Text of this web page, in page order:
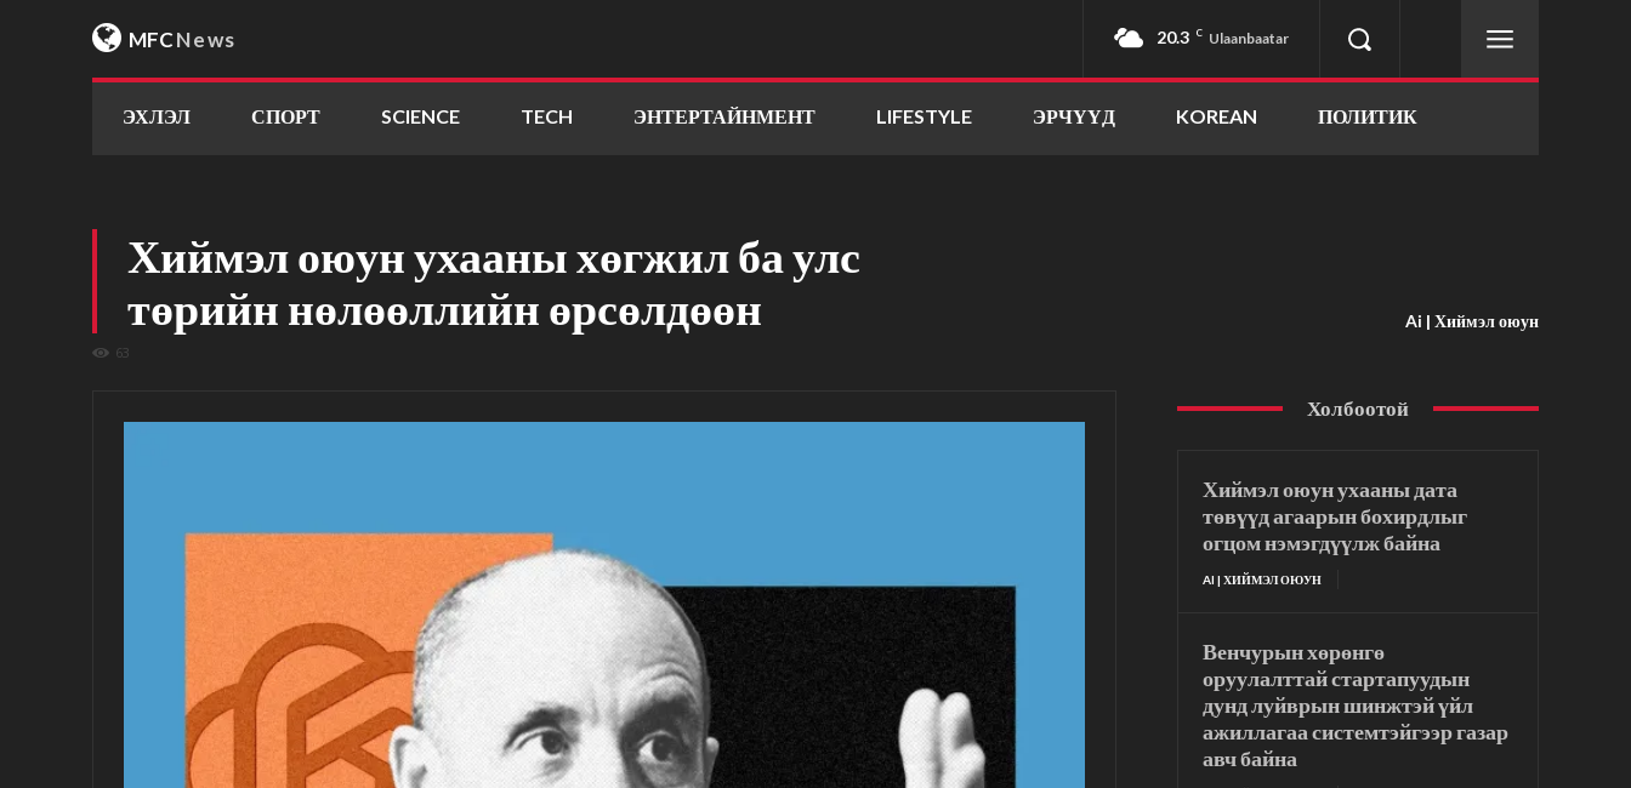
MFCNews 20.3 C Ulaanbaatar
ЭХЛЭЛ СПОРТ SCIENCE TECH ЭНТЕРТАЙНМЕНТ LIFESTYLE ЭРЧҮҮД KOREAN ПОЛИТИК
Хиймэл оюун ухааны хөгжил ба улс
төрийн нөлөөллийн өрсөлдөөн
63
Ai | Хиймэл оюун
Холбоотой
Хиймэл оюун ухааны дата
төвүүд агаарын бохирдлыг
огцом нэмэгдүүлж байна
AI | ХИЙМЭЛ ОЮУН
Венчурын хөрөнгө
оруулалттай стартапуудын
дунд луйврын шинжтэй үйл
ажиллагаа системтэйгээр газар
авч байна